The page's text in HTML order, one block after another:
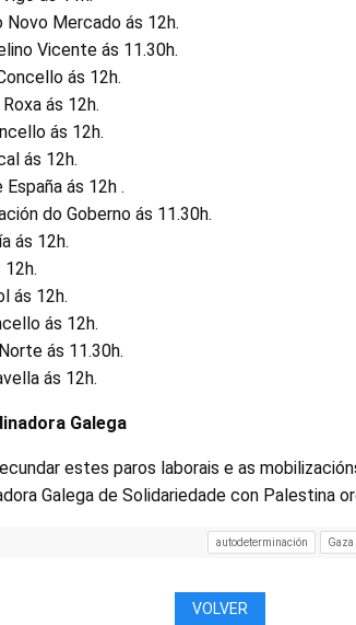
Novo Mercado ás 12h.
Vicente ás 11.30h.
ás 12h.
ás 12h.
ás 12h.
ás 12h.
ás 12h .
do Goberno ás 11.30h.
ás 12h.
12h.
ás 12h.
ás 12h.
ás 11.30h.
ás 12h.
Galega
estes paros laborais e as
Galega de Solidariedade con Palestina
autodeterminación Gaza
VOLVER